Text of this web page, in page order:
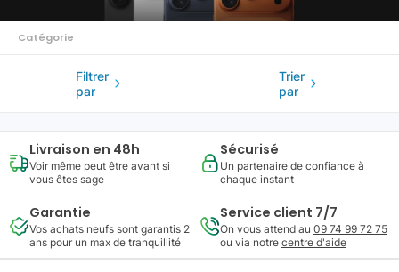
Catégorie
Filtrer
par
Trier
par
Livraison en 48h
Voir même peut être avant si
vous êtes sage
Sécurisé
Un partenaire de confiance à
chaque instant
Garantie
Vos achats neufs sont garantis 2
ans pour un max de tranquillité
Service client 7/7
On vous attend au 09 74 99 72 75
ou via notre centre d'aide